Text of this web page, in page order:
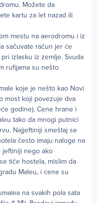
Možete da
kartu za let nazad ili
mestu na aerodromu i iz
sačuvate račun jer će
izlasku iz zemlje. Svuda
rufijama su nešto
koje je nešto kao Novi
most koji povezuje dva
godine). Cene hrane i
tako da mnogi putnici
Najjeftiniji smeštaj se
često imaju naloge na
jeftiniji nego ako
tiče hostela, mislim da
Maleu, i cene su
na svakih pola sata